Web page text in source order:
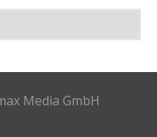
Media GmbH